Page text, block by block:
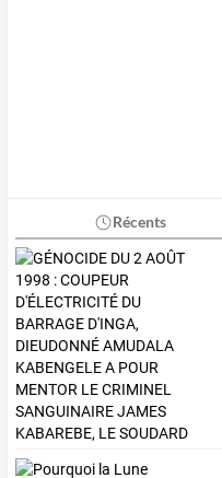
Récents